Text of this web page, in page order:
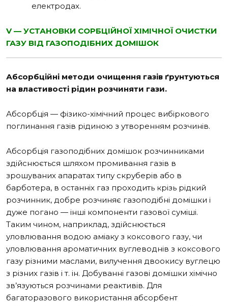
електродах.
V — УСТАНОВКИ СОРБЦІЙНОЇ ХІМІЧНОЇ ОЧИСТКИ
ГАЗУ ВІД ГАЗОПОДІБНИХ ДОМІШОК
Абсорбційні методи очищення газів ґрунтуються
на властивості рідин розчиняти гази.
Абсорбція — фізико-хімічний процес вибіркового
поглинання газів рідиною з утворенням розчинів.
Абсорбція газоподібних домішок розчинниками
здійснюється шляхом промивання газів в
зрошуваних апаратах типу скруберів або в
барботера, в останніх газ проходить крізь рідкий
розчинник, добре розчиняє газоподібні домішки і
дуже погано — інші компоненти газової суміші.
Таким чином, наприклад, здійснюється
уловлювання водою аміаку з коксового газу, чи
уловлювання ароматичних вуглеводнів з коксового
газу різними маслами, вилучення двоокису вуглецю
з різних газів і т. ін. Добуванні газові домішки хімічно
зв’язуються розчинами реактивів. Для
багаторазового використання абсорбент